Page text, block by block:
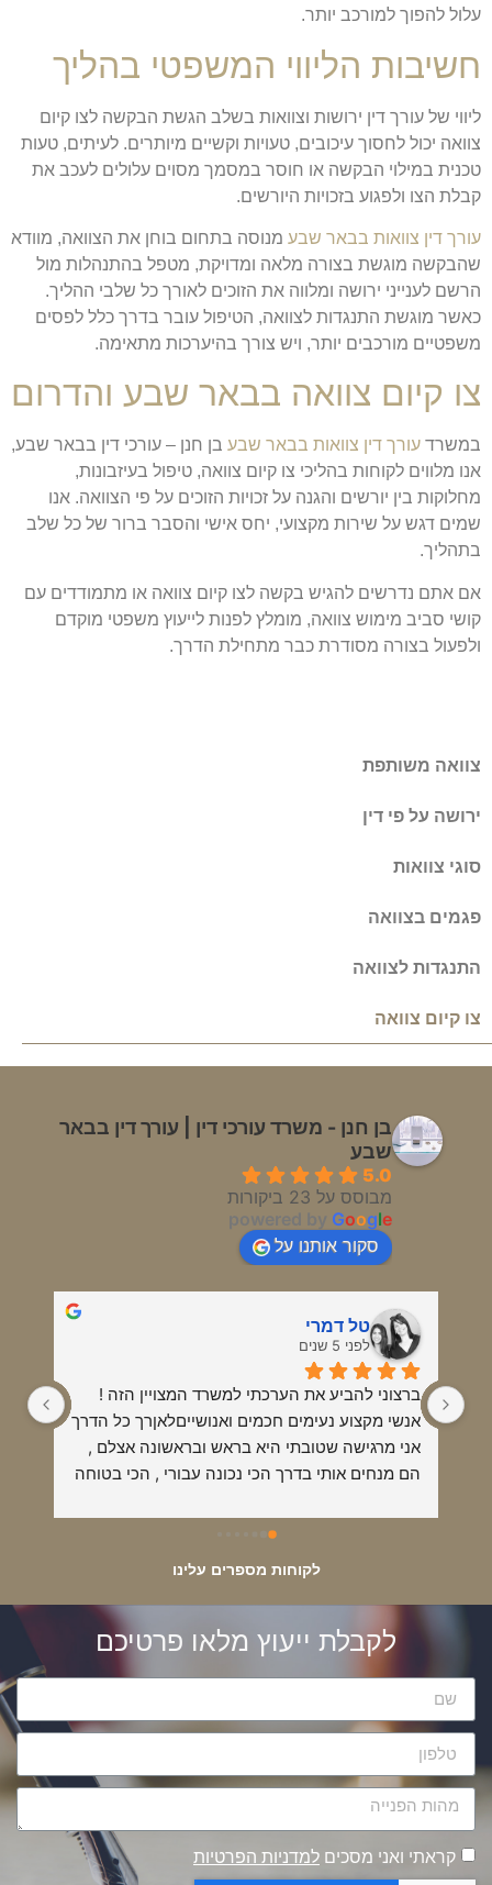
צוואה משותפת
ירושה על פי דין
סוגי צוואות
פגמים בצוואה
התנגדות לצוואה
צו קיום צוואה
עלול להפוך למורכב יותר.
חשיבות הליווי המשפטי בהליך
ליווי של עורך דין ירושות וצוואות בשלב הגשת הבקשה לצו קיום
צוואה יכול לחסוך עיכובים, טעויות וקשיים מיותרים. לעיתים, טעות
טכנית במילוי הבקשה או חוסר במסמך מסוים עלולים לעכב את
קבלת הצו ולפגוע בזכויות היורשים.
עורך דין צוואות בבאר שבע מנוסה בתחום בוחן את הצוואה, מוודא
שהבקשה מוגשת בצורה מלאה ומדויקת, מטפל בהתנהלות מול
הרשם לענייני ירושה ומלווה את הזוכים לאורך כל שלבי ההליך.
כאשר מוגשת התנגדות לצוואה, הטיפול עובר בדרך כלל לפסים
משפטיים מורכבים יותר, ויש צורך בהיערכות מתאימה.
צו קיום צוואה בבאר שבע והדרום
במשרד עורך דין צוואות בבאר שבע בן חנן – עורכי דין בבאר שבע,
אנו מלווים לקוחות בהליכי צו קיום צוואה, טיפול בעיזבונות,
מחלוקות בין יורשים והגנה על זכויות הזוכים על פי הצוואה. אנו
שמים דגש על שירות מקצועי, יחס אישי והסבר ברור של כל שלב
בתהליך.
אם אתם נדרשים להגיש בקשה לצו קיום צוואה או מתמודדים עם
קושי סביב מימוש צוואה, מומלץ לפנות לייעוץ משפטי מוקדם
ולפעול בצורה מסודרת כבר מתחילת הדרך.
בן חנן - משרד עורכי דין | עורך דין בבאר
שבע
5.0
מבוסס על 23 ביקורות
powered by Google
סקור אותנו על
טל דמרי
לפני 5 שנים
ברצוני להביע את הערכתי למשרד המצויין הזה !
אנשי מקצוע נעימים חכמים ואנושייםלאןרך כל הדרך
לקוחות מספרים עלינו
לקבלת ייעוץ מלאו פרטיכם
קראתי ואני מסכים למדניות הפרטיות